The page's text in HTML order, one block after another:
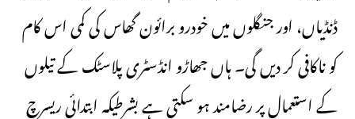
ڈنڈیاں، اور جنگلوں میں خودرو برائون گھاس کی کمی اس کام
کو ناکافی کر دیں گی۔ ہاں جھاڑو انڈسٹری پلاسٹک کے تیلوں
کے استعمال پر رضامند ہو سکتی ہے بشرطیکہ ابتدائی ریسرچ